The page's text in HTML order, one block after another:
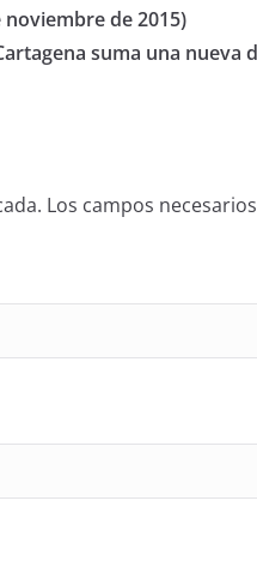
noviembre de 2015)
suma una nueva
Los campos